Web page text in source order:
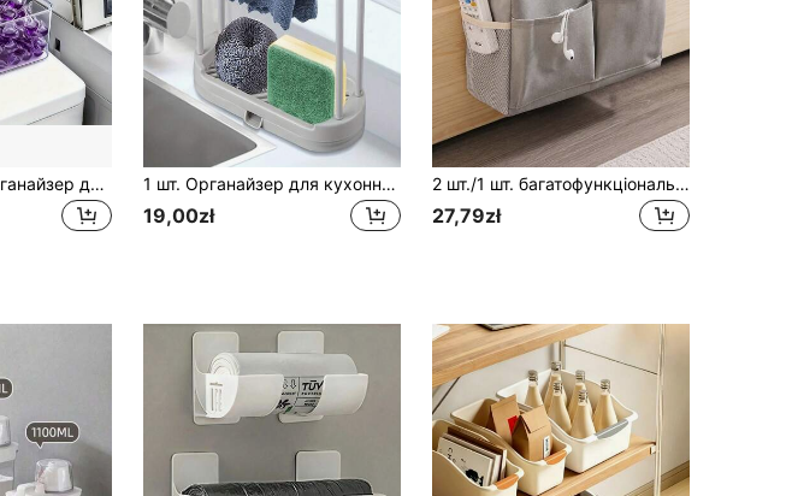
1 шт. прозорий органайзер для білизни з кришкою, що відкидається - пластикова коробка для зберігання прального засобу, сушильних листів та кульок для білизни - компактний прямокутний органайзер для пральні та рішення для зберігання, прозорі відділення для акуратних шаф, легкий доступ та оптимізоване облаштування шафи 1 шт. Органайзер для кухонної раковини Caddy, підходить для зберігання губок, ганчірок, миючих засобів, щіток та інших предметів, кухонне зберігання та організація, полиця та тримач
19,00zł
2 шт./1 шт. багатофункціональна підвісна сумка для зберігання в гуртожитку, тканинний органайзер для телефону біля ліжка, приліжкове сховище для верхнього яруса ліжка, підвісна кошик для дрібниць студента та постільної білизни, приліжкова сумка для зберігання, товари для організації простору
27,79zł